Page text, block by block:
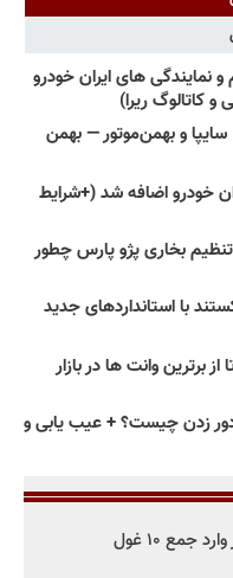
نمایندگی های ایران خودرو
ریرا)
و بهمن‌موتور — بهمن
خودرو اضافه شد (+شرایط
بخاری پژو پارس چطور
با استانداردهای جدید
وانت ها در ایران: معرفی 25 تا از برترین وانت ها در بازار
زدن چیست؟ + عیب یابی و
۳ خودروساز چینی برای نخستین بار وارد جمع ۱۰ غول